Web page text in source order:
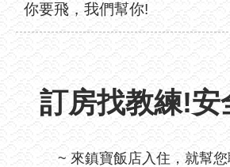
你要飛，我們幫你!
訂房找教練!安
~ 來鎮寶飯店入住，就幫